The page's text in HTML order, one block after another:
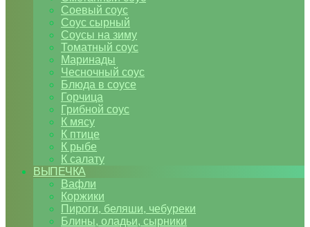
Соевый соус
Соус сырный
Соусы на зиму
Томатный соус
Маринады
Чесночный соус
Блюда в соусе
Горчица
Грибной соус
К мясу
К птице
К рыбе
К салату
ВЫПЕЧКА
Вафли
Коржики
Пироги, беляши, чебуреки
Блины, оладьи, сырники